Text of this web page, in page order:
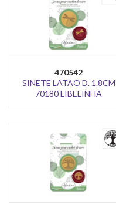
470542
SINETE LATAO D. 1.8CM
70180 LIBELINHA